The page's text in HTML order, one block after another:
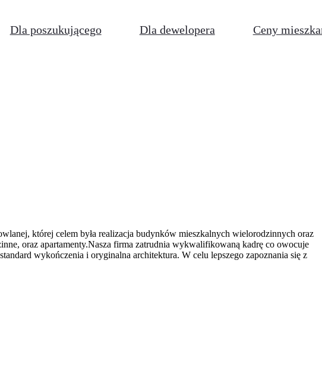
Dla poszukującego Dla dewelopera Ceny
której celem była realizacja budynków mieszkalnych wielorodzinnych oraz
oraz apartamenty.Nasza firma zatrudnia wykwalifikowaną kadrę co owocuje
wykończenia i oryginalna architektura. W celu lepszego zapoznania się z